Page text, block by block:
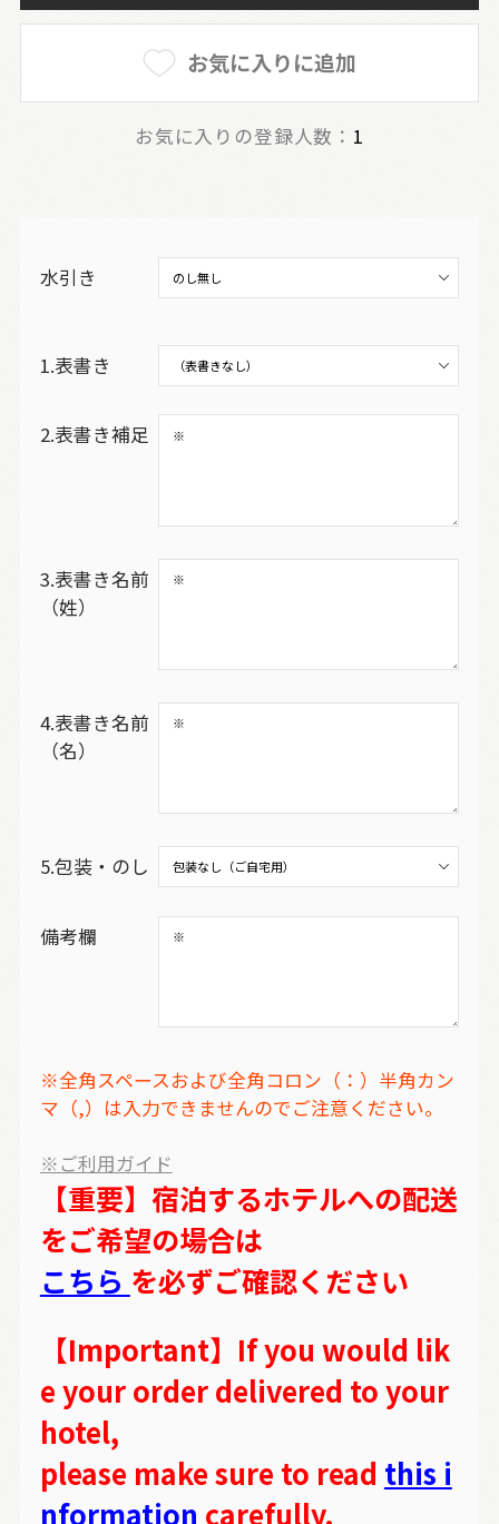
お気に入りに追加
お気に入りの登録人数： 1
水引き
1.表書き
2.表書き補足
3.表書き名前
（姓）
4.表書き名前
（名）
5.包装・のし
備考欄
※全角スペースおよび全角コロン（：）半角カン
マ（,）は入力できませんのでご注意ください。
※ご利用ガイド
【重要】宿泊するホテルへの配送
をご希望の場合は
こちら を必ずご確認ください
【Important】If you would lik
e your order delivered to your
hotel,
please make sure to read this i
nformation carefully.